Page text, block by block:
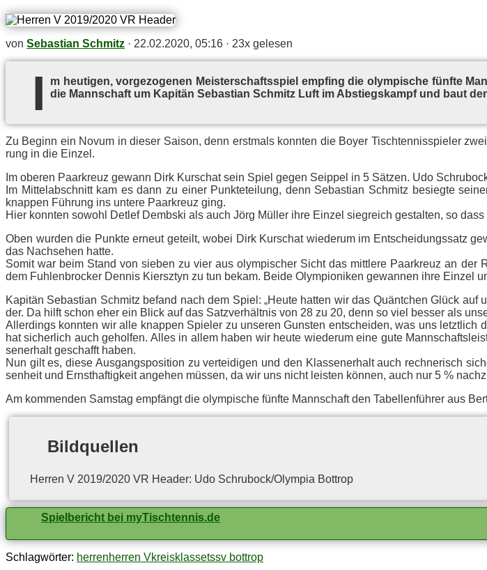
von Sebastian Schmitz · 22.02.2020, 05:16 · 23x gelesen
I
m heu­ti­gen, vor­ge­zo­ge­nen Meis­ter­schafts­spiel emp­fing die olym­pi­sche fünf­te
die Mann­schaft um Ka­pi­tän Se­bas­ti­an Schmitz Luft im Ab­stiegs­kampf und baut
Zu Be­ginn ein No­vum in die­ser Sai­son, denn erst­mals konn­ten die Boy­er Tisch­ten­nis­spie­ler
rung in die Einzel.
Im obe­ren Paar­kreuz ge­wann Dirk Kur­schat sein Spiel ge­gen Seip­pel in 5 Sät­zen. Udo
Im Mit­tel­ab­schnitt kam es dann zu ei­ner Punk­te­tei­lung, denn Se­bas­ti­an Schmitz be­sieg­te
knap­pen Füh­rung ins un­te­re Paar­kreuz ging.
Hier konn­ten so­wohl Det­lef Demb­ski als auch Jörg Mül­ler ihre Ein­zel sieg­reich ge­stal­ten, so
Oben wur­den die Punk­te er­neut ge­teilt, wo­bei Dirk Kur­schat wie­der­um im Ent­schei­dungs­satz
das Nach­se­hen hat­te.
So­mit war beim Stand von sie­ben zu vier aus olym­pi­scher Sicht das mitt­le­re Paar­kreuz an
dem Fuh­len­bro­cker Den­nis Kier­sz­tyn zu tun be­kam. Bei­de Olym­pio­ni­ken ge­wan­nen ihre Ein­zel
Ka­pi­tän Se­bas­ti­an Schmitz be­fand nach dem Spiel: „Heu­te hat­ten wir das Quänt­chen Glück
der. Da hilft schon eher ein Blick auf das Satz­ver­hält­nis von 28 zu 20, denn so viel bes­ser als
Al­ler­dings konn­ten wir alle knap­pen Spie­ler zu un­se­ren Guns­ten ent­schei­den, was uns
hat si­cher­lich auch ge­hol­fen. Al­les in al­lem ha­ben wir heu­te wie­der­um eine gute
sen­er­halt ge­schafft ha­ben.
Nun gilt es, die­se Aus­gangs­po­si­ti­on zu ver­tei­di­gen und den Klas­sen­er­halt auch rech­ne­risch
sen­heit und Ernst­haf­tig­keit an­ge­hen müs­sen, da wir uns nicht leis­ten kön­nen, auch nur 5 %
Am kom­men­den Sams­tag emp­fängt die olym­pi­sche fünf­te Mann­schaft den Ta­bel­len­füh­rer aus
Bild­quel­len
Her­ren V 2019/2020 VR Hea­der: Udo Schrubock/​Olympia Bottrop
Spielbericht bei myTischtennis.de
Schlagwörter: herrenherren Vkreisklassetssv bottrop